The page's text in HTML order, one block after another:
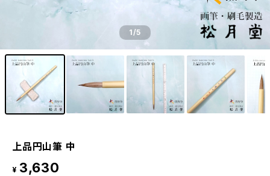
1/5
上品円山筆 中
¥ 3,630